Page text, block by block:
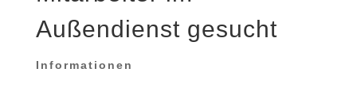
Außendienst gesucht
Informationen